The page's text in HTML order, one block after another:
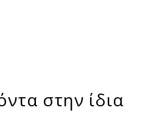
στην ίδια